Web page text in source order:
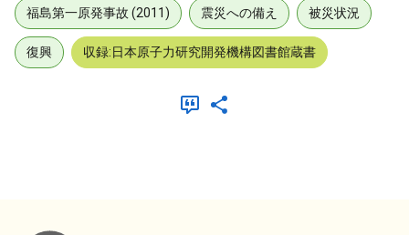
福島第一原発事故 (2011) 震災への備え 被災状況
復興 収録:日本原子力研究開発機構図書館蔵書